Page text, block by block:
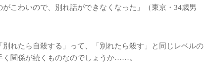
こわいので、別れ話ができなくなった」（東京・34歳男
れたら自殺する」って、「別れたら殺す」と同じレベルの
く関係が続くものなのでしょうか……。